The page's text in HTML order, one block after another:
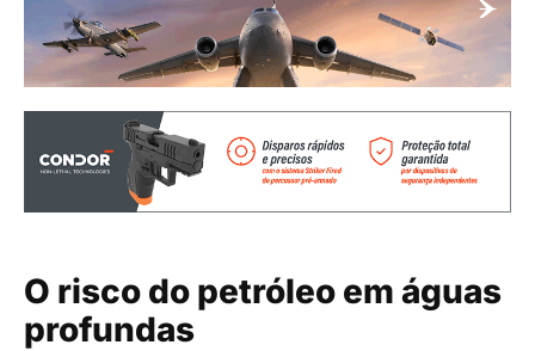
O risco do petróleo em águas
profundas